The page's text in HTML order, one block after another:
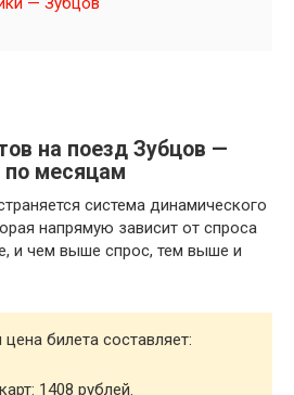
на поезд Зубцов —
по месяцам
система динамического
напрямую зависит от спроса
и чем выше спрос, тем выше и
билета составляет:
1408 рублей.